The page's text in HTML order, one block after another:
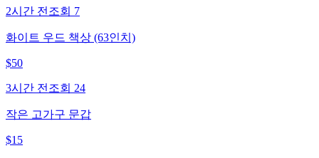
2시간 전 조회 7
화이트 우드 책상 (63인치)
$50
3시간 전 조회 24
작은 고가구 문갑
$15